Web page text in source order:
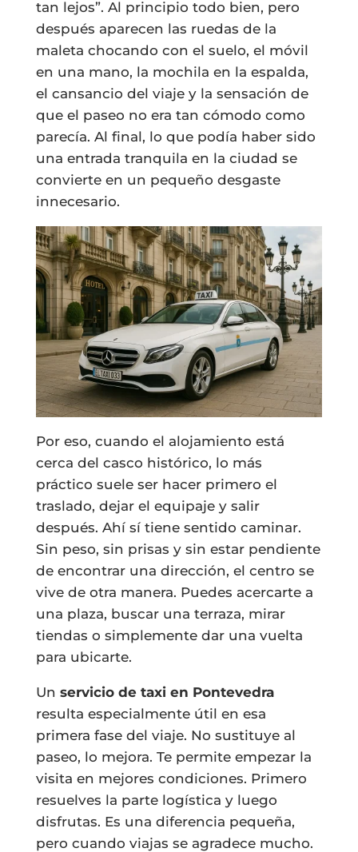
tan lejos”. Al principio todo bien, pero
después aparecen las ruedas de la
maleta chocando con el suelo, el móvil
en una mano, la mochila en la espalda,
el cansancio del viaje y la sensación de
que el paseo no era tan cómodo como
parecía. Al final, lo que podía haber sido
una entrada tranquila en la ciudad se
convierte en un pequeño desgaste
innecesario.
Por eso, cuando el alojamiento está
cerca del casco histórico, lo más
práctico suele ser hacer primero el
traslado, dejar el equipaje y salir
después. Ahí sí tiene sentido caminar.
Sin peso, sin prisas y sin estar pendiente
de encontrar una dirección, el centro se
vive de otra manera. Puedes acercarte a
una plaza, buscar una terraza, mirar
tiendas o simplemente dar una vuelta
para ubicarte.
Un servicio de taxi en Pontevedra
resulta especialmente útil en esa
primera fase del viaje. No sustituye al
paseo, lo mejora. Te permite empezar la
visita en mejores condiciones. Primero
resuelves la parte logística y luego
disfrutas. Es una diferencia pequeña,
pero cuando viajas se agradece mucho.